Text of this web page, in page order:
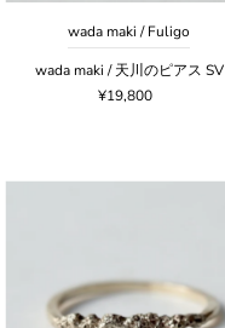
wada maki / Fuligo
wada maki / 天川のピアス SV
¥19,800